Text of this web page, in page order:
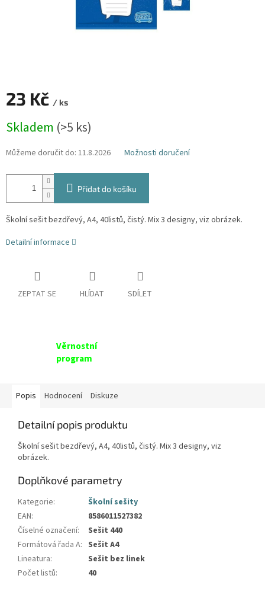
23 Kč / ks
cena:
Skladem (>5 ks)
Můžeme doručit do: 11.8.2026 Možnosti doručení
Přidat do košíku
Školní sešit bezdřevý, A4, 40listů, čistý. Mix 3 designy, viz obrázek.
Detailní informace
ZEPTAT SE HLÍDAT SDÍLET
Věrnostní
program
Popis Hodnocení Diskuze
Detailní popis produktu
Školní sešit bezdřevý, A4, 40listů, čistý. Mix 3 designy, viz
obrázek.
Doplňkové parametry
Kategorie:
Školní sešity
EAN:
8586011527382
Číselné označení:
Sešit 440
Formátová řada A: Sešit A4
Lineatura:
Sešit bez linek
Počet listů: 40